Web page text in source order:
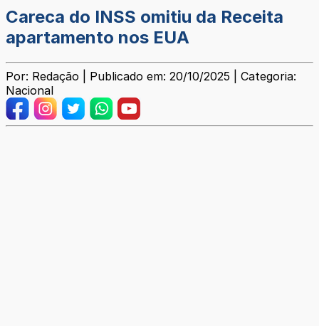
Careca do INSS omitiu da Receita
apartamento nos EUA
Por: Redação | Publicado em: 20/10/2025 | Categoria:
Nacional